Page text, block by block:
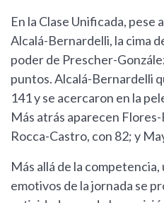
En la Clase Unificada, pese
Alcalá-Bernardelli, la cima
poder de Prescher-
puntos. Alcalá-Bernardelli
141 y se acercaron en la
Más atrás aparecen
Rocca-Castro, con 82; y
Más allá de la
emotivos de la jornada se